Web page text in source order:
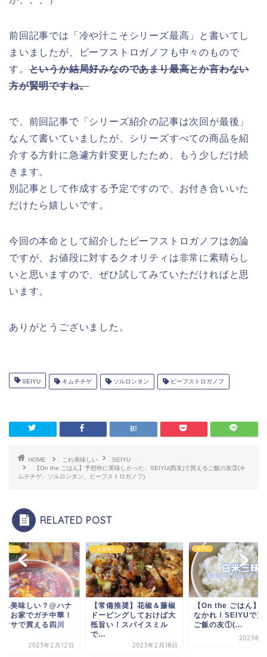
前回記事では「冷や汁こそシリーズ最高」と書いてし
まいましたが、ビーフストロガノフも中々のもので
す。というか結局好みなのであまり最高とか言わない
方が賢明ですね。
で、前回記事で「シリーズ紹介の記事は次回が最後」
なんて書いていましたが、シリーズすべての商品を紹
介する方針に急遽方針変更したため、もう少しだけ続
きます。
別記事として作成する予定ですので、お付き合いいた
だけたら嬉しいです。
今回の本命として紹介したビーフストロガノフは勿論
ですが、お値段に対するクオリティは非常に素晴らし
いと思いますので、ぜひ試してみていただければと思
います。
ありがとうございました。
SEIYU キムチチゲ ソルロンタン ビーフストロガノフ
HOME これ美味しい
SEIYU
【On the ごはん】予想外に美味しかった、SEIYU(西友)で買えるご飯の友③(キ
ムチチゲ、ソルロンタン、ビーフストロガノフ)
RELATED POST
味しい
れ美味しい？@ハナ
】お家でガチ中華！
マサで買える四川
2023年2月12日
これ美味しい
【常備推奨】花椒＆藤椒
ドーピングしておけば大
抵旨い！スパイスミル
で...
2023年2月18日
SEIYU
【On the ごはん】
なかれ！SEIYUで買
ご飯の友①(...
2023年5